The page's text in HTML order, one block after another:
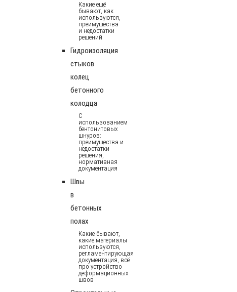
Какие ещё
бывают, как
используются,
преимущества
и недостатки
решений
Гидроизоляция
стыков
колец
бетонного
колодца
С
использованием
бентонитовых
шнуров:
преимущества и
недостатки
решения,
нормативная
документация
Швы
в
бетонных
полах
Какие бывают,
какие материалы
используются,
регламентирующая
документация, всё
про устройство
деформационных
швов